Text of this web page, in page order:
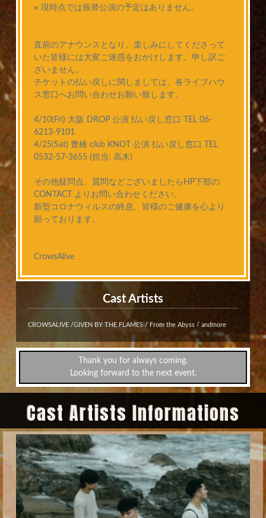
※ 現時点では振替公演の予定はありません。
直前のアナウンスとなり、楽しみにしてくださって
いた皆様には大変ご迷惑をおかけします。申し訳ご
ざいません。
チケットの払い戻しに関しましては、各ライブハウ
ス窓口へお問い合わせお願い致します。
4/10(Fri) 大阪 DROP 公演 払い戻し窓口 TEL 06-
6213-9101
4/25(Sat) 豊橋 club KNOT 公演 払い戻し窓口 TEL
0532-57-3655 (担当: 高木)
その他疑問点、質問などございましたらHP下部の
CONTACT よりお問い合わせください。
新型コロナウィルスの終息、皆様のご健康を心より
願っております。
CrowsAlive
Cast Artists
CROWSALIVE /GIVEN BY THE FLAMES / From the Abyss / andmore
Thank you for always coming.
Looking forward to the next event.
Cast Artists Informations